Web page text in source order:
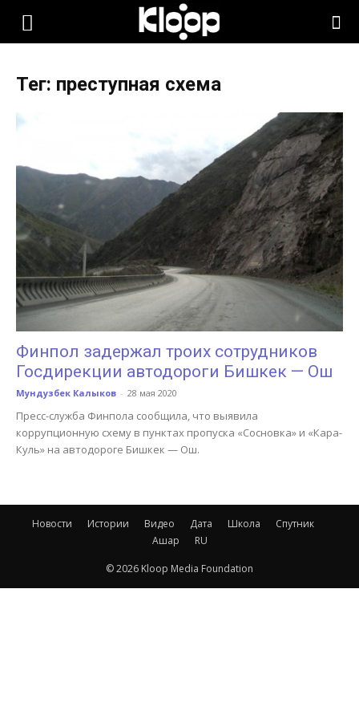
KLOOP.KG
Кыргызстана
Тег: преступная схема
Финпол задержал троих сотрудников
Госдирекции автодороги Бишкек — Ош
Мундузбек Калыков - 28 мая 2020
Пресс-служба Финпола сообщила, что выявила
коррупционную схему в пунктах пропуска «Сосновка» и «Кара-
Куль» на автодороге Бишкек — Ош.
Новости Истории Видео Дата Школа
Спутник
Ашар
RU
© 2026 Kloop Media Foundation